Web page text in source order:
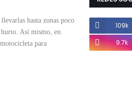
hasta zonas poco
hurto. Así mismo, en
para
109k
9.7k